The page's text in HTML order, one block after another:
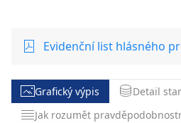
Evidenční list hlásného
Grafický výpis
Detail
Jak rozumět